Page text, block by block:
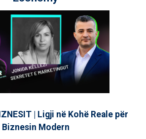
| Ligji në Kohë Reale për
Biznesin Modern